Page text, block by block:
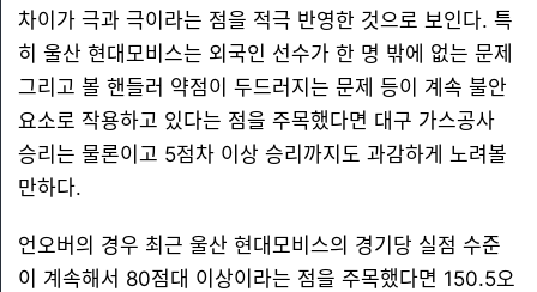
차이가 극과 극이라는 점을 적극 반영한 것으로 보인다. 특
히 울산 현대모비스는 외국인 선수가 한 명 밖에 없는 문제
그리고 볼 핸들러 약점이 두드러지는 문제 등이 계속 불안
요소로 작용하고 있다는 점을 주목했다면 대구 가스공사
승리는 물론이고 5점차 이상 승리까지도 과감하게 노려볼
만하다.
언오버의 경우 최근 울산 현대모비스의 경기당 실점 수준
이 계속해서 80점대 이상이라는 점을 주목했다면 150.5오